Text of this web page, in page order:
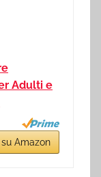
Adulti e
Amazon